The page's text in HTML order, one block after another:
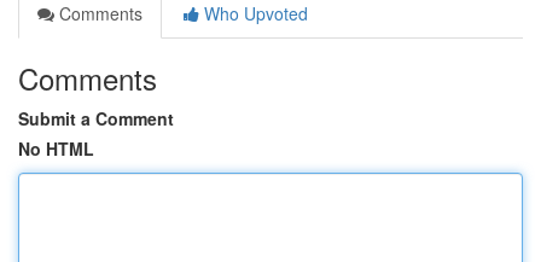
Comments
Who Upvoted
Comments
Submit a Comment
No HTML